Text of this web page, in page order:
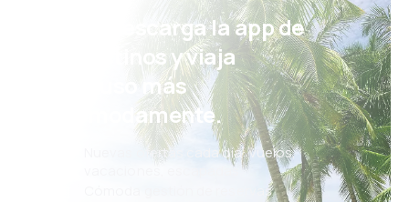
¡Eh! Descarga la app de
eDestinos y viaja
incluso más
cómodamente.
Nuevas ofertas cada día: vuelos,
vacaciones, escapadas
Cómoda gestión de reservas